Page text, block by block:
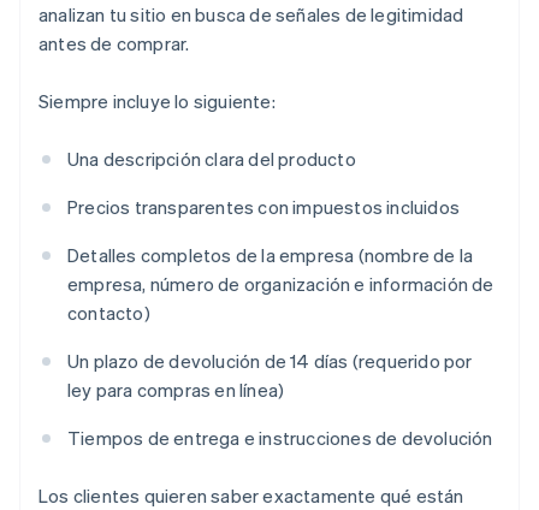
analizan tu sitio en busca de señales de legitimidad
antes de comprar.
Siempre incluye lo siguiente:
Una descripción clara del producto
Precios transparentes con impuestos incluidos
Detalles completos de la empresa (nombre de la
empresa, número de organización e información de
contacto)
Un plazo de devolución de 14 días (requerido por
ley para compras en línea)
Tiempos de entrega e instrucciones de devolución
Los clientes quieren saber exactamente qué están